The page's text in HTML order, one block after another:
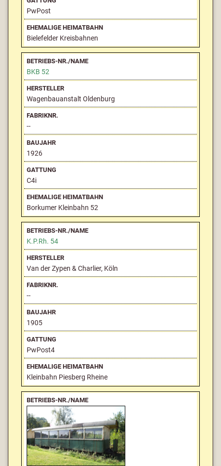
PwPost
Bielefelder Kreisbahnen
BKB 52
Wagenbauanstalt Oldenburg
--
1926
C4i
Borkumer Kleinbahn 52
K.P.Rh. 54
Van der Zypen & Charlier, Köln
--
1905
PwPost4
Kleinbahn Piesberg Rheine